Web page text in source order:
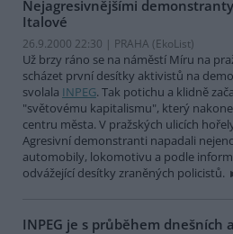
Nejagresivnějšími
Italové
26.9.2000 22:30 | PRAHA (EkoList)
Už brzy ráno se na náměstí Míru na
scházet první desítky aktivistů na
svolala INPEG. Tak potichu a klidně
"světovému kapitalismu", který
centru města. V pražských ulicích
Agresivní demonstranti napadali
automobily, lokomotivu a podle
odvážející desítky zraněných policistů.
INPEG je s průběhem dnešních